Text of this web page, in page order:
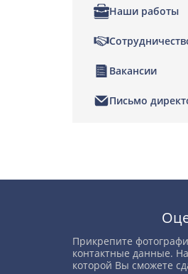
Наши работы
Вакансии
Письмо
Прикрепите
контактные данные.
которой Вы сможете